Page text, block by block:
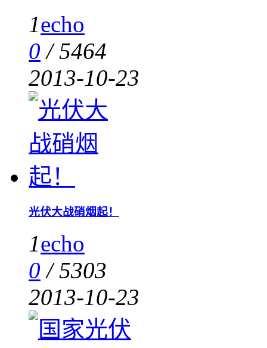
1echo
0 /5464
2013-10-23
光伏大战硝烟起！
1echo
0 /5303
2013-10-23